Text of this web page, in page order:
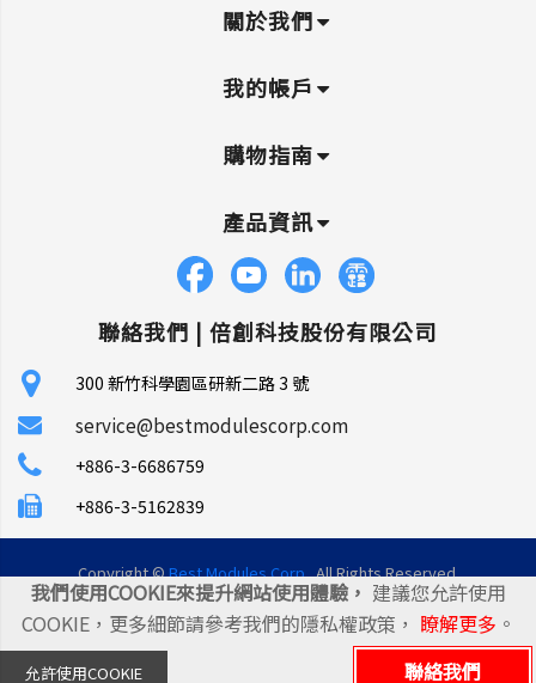
我們使用COOKIE來提升網站使用體驗， 建議您允許使用
COOKIE，更多細節請參考我們的隱私權政策， 瞭解更多 。
允許使用COOKIE
關於我們
我的帳戶
購物指南
產品資訊
聯絡我們 | 倍創科技股份有限公司
300 新竹科學園區研新二路 3 號
service@bestmodulescorp.com
+886-3-6686759
+886-3-5162839
Copyright ©Best Modules Corp. All Rights Reserved.
|
網站地圖 | 統一編號: 45106035
聯絡我們